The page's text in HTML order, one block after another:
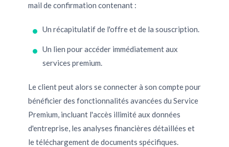
mail de confirmation contenant :
Un récapitulatif de l'offre et de la souscription.
Un lien pour accéder immédiatement aux
services premium.
Le client peut alors se connecter à son compte pour
bénéficier des fonctionnalités avancées du Service
Premium, incluant l'accès illimité aux données
d'entreprise, les analyses financières détaillées et
le téléchargement de documents spécifiques.